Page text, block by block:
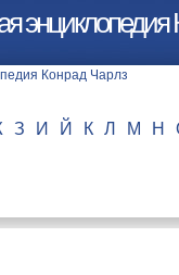
энциклопедия
З И Й К Л М Н